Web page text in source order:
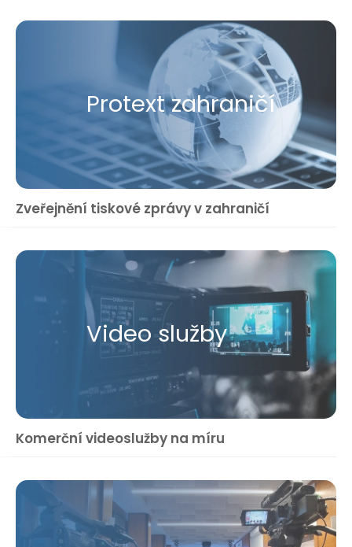
Protext zahraničí
Zveřejnění tiskové zprávy v zahraničí
Video služby
Komerční videoslužby na míru